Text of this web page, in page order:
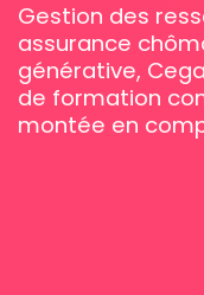
Gestion des
assurance
générative,
de formation
montée en